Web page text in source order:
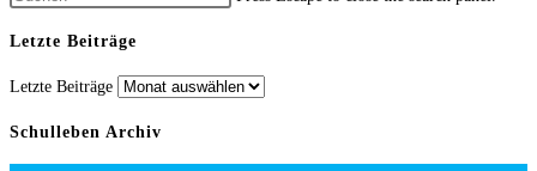
Letzte Beiträge
Letzte Beiträge
Schulleben Archiv